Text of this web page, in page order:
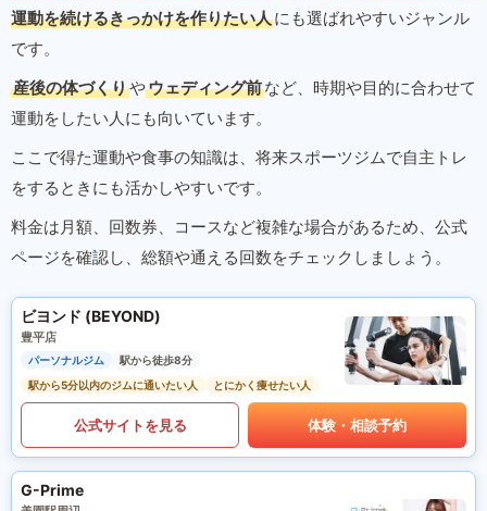
運動を続けるきっかけを作りたい人にも選ばれやすいジャンル
です。
産後の体づくりやウェディング前など、時期や目的に合わせて
運動をしたい人にも向いています。
ここで得た運動や食事の知識は、将来スポーツジムで自主トレ
をするときにも活かしやすいです。
料金は月額、回数券、コースなど複雑な場合があるため、公式
ページを確認し、総額や通える回数をチェックしましょう。
ビヨンド (BEYOND)
豊平店
パーソナルジム
駅から徒歩8分
駅から5分以内のジムに通いたい人
とにかく痩せたい人
公式サイトを見る 体験・相談予約
G-Prime